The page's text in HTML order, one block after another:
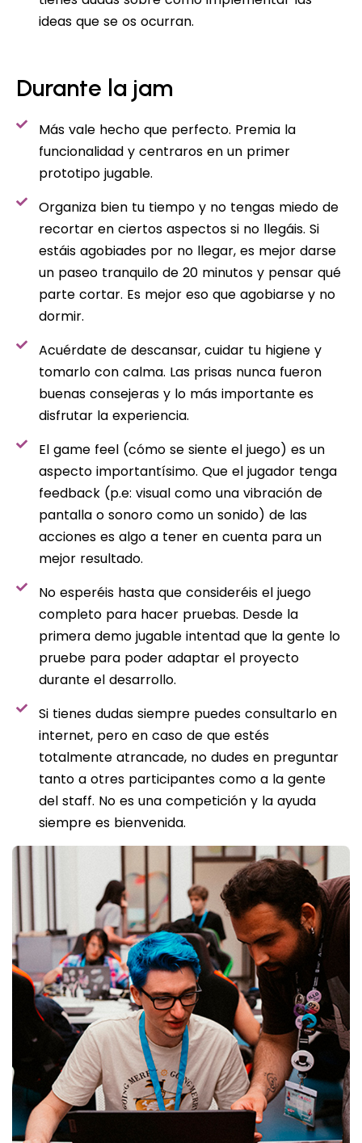
ideas que se os ocurran.
Durante la jam
Más vale hecho que perfecto. Premia la
funcionalidad y centraros en un primer
prototipo jugable.
Organiza bien tu tiempo y no tengas miedo de
recortar en ciertos aspectos si no llegáis. Si
estáis agobiades por no llegar, es mejor darse
un paseo tranquilo de 20 minutos y pensar qué
parte cortar. Es mejor eso que agobiarse y no
dormir.
Acuérdate de descansar, cuidar tu higiene y
tomarlo con calma. Las prisas nunca fueron
buenas consejeras y lo más importante es
disfrutar la experiencia.
El game feel (cómo se siente el juego) es un
aspecto importantísimo. Que el jugador tenga
feedback (p.e: visual como una vibración de
pantalla o sonoro como un sonido) de las
acciones es algo a tener en cuenta para un
mejor resultado.
No esperéis hasta que consideréis el juego
completo para hacer pruebas. Desde la
primera demo jugable intentad que la gente lo
pruebe para poder adaptar el proyecto
durante el desarrollo.
Si tienes dudas siempre puedes consultarlo en
internet, pero en caso de que estés
totalmente atrancade, no dudes en preguntar
tanto a otres participantes como a la gente
del staff. No es una competición y la ayuda
siempre es bienvenida.